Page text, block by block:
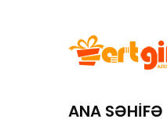
ANA SƏHIFƏ